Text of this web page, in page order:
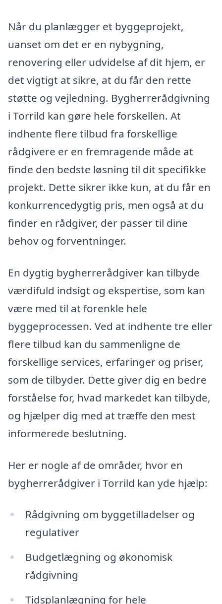
Når du planlægger et byggeprojekt,
uanset om det er en nybygning,
renovering eller udvidelse af dit hjem, er
det vigtigt at sikre, at du får den rette
støtte og vejledning. Bygherrerådgivning
i Torrild kan gøre hele forskellen. At
indhente flere tilbud fra forskellige
rådgivere er en fremragende måde at
finde den bedste løsning til dit specifikke
projekt. Dette sikrer ikke kun, at du får en
konkurrencedygtig pris, men også at du
finder en rådgiver, der passer til dine
behov og forventninger.
En dygtig bygherrerådgiver kan tilbyde
værdifuld indsigt og ekspertise, som kan
være med til at forenkle hele
byggeprocessen. Ved at indhente tre eller
flere tilbud kan du sammenligne de
forskellige services, erfaringer og priser,
som de tilbyder. Dette giver dig en bedre
forståelse for, hvad markedet kan tilbyde,
og hjælper dig med at træffe den mest
informerede beslutning.
Her er nogle af de områder, hvor en
bygherrerådgiver i Torrild kan yde hjælp:
Rådgivning om byggetilladelser og
regulativer
Budgetlægning og økonomisk
rådgivning
Tidsplanlægning for hele